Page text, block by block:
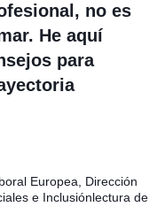
no es
He aquí
para
Europea, Dirección
e Inclusiónlectura de